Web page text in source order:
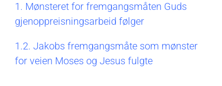
1. Mønsteret for fremgangsmåten Guds
gjenoppreisningsarbeid følger
1.2. Jakobs fremgangsmåte som mønster
for veien Moses og Jesus fulgte